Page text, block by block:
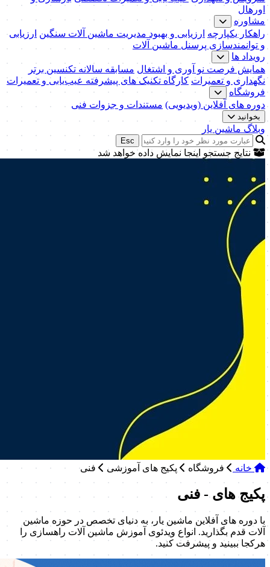
اورهال
مشاوره
راهکار یکپارچه ارزیابی و بهبود مدیریت ماشین آلات سنگین ارزیابی
و توانمندسازی پرسنل ماشین آلات
رویداد ها
همایش فرصت نو آوری و اشتغال مسابقه سالانه تکنسین برتر
نگهداری و تعمیرات کارگاه تکنیک‌ های پیشرفته عیب‌یابی و تعمیرات
فروشگاه
دوره های آفلاین (ویدیویی) مستندات و جزوات فنی
بخوانید
وبلاگ ماشین یار
Esc
نتایج جستجو اینجا نمایش داده خواهد شد
خانه فروشگاه پکیج های آموزشی فنی
پکیج های - فنی
با دوره های آفلاین ماشین یار، به دنیای تخصص در حوزه ماشین
آلات قدم بگذارید. انواع ویدئوی آموزش ماشین آلات راهسازی را
هرکجا ببینید و پیشرفت کنید.